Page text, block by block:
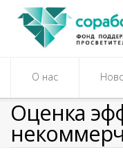
О нас
Оценка